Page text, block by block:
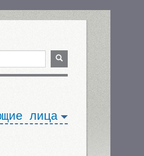
Поиск
лица